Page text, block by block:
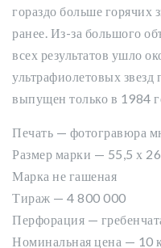
гораздо больше горячих
ранее. Из-за большого
всех результатов ушло
ультрафиолетовых
выпущен только в 1984
Печать — фотогравюра
Размер марки — 55,5 х
Марка не гашеная
Тираж — 4 800 000
Перфорация —
Номинальная цена — 10